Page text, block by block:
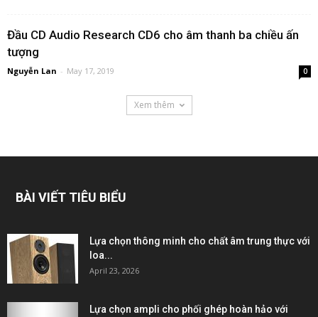
Đầu CD Audio Research CD6 cho âm thanh ba chiều ấn
tượng
Nguyễn Lan - May 17, 2019 0
Xem thêm
BÀI VIẾT TIÊU BIỂU
Lựa chọn thông minh cho chất âm trung thực với
loa...
April 23, 2026
Lựa chọn ampli cho phối ghép hoàn hảo với